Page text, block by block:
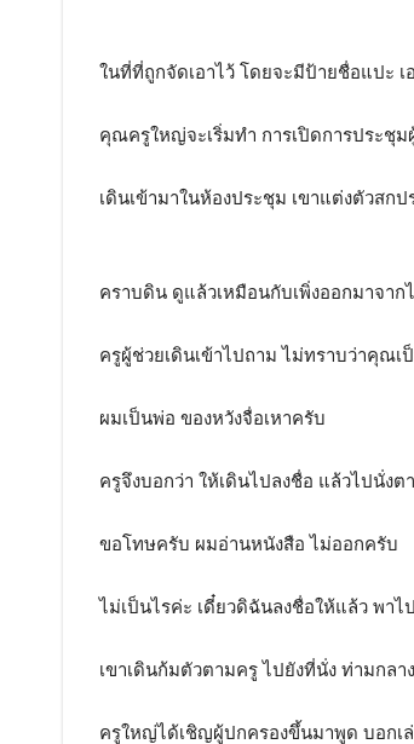
ในที่ที่ถูกจัดเอาไว้ โดยจะมีป้ายชื่อแปะ เอ
คุณครูใหญ่จะเริ่มทำ การเปิดการประชุ
เดินเข้ามาในห้องประชุม เขาแต่งตัวสก
คราบดิน ดูแล้วเหมือนกับเพิ่งออกมาจาก
ครูผู้ช่วยเดินเข้าไปถาม ไม่ทราบว่าคุณเ
ผมเป็นพ่อ ของหวังจื่อเหาครับ
ครูจึงบอกว่า ให้เดินไปลงชื่อ แล้วไปนั่งต
ขอโทษครับ ผมอ่านหนังสือ ไม่ออกครับ
ไม่เป็นไรค่ะ เดี๋ยวดิฉันลงชื่อให้แล้ว พาไ
เขาเดินก้มตัวตามครู ไปยังที่นั่ง ท่ามกลา
ครูใหญ่ได้เชิญผู้ปกครองขึ้นมาพูด บอกเ